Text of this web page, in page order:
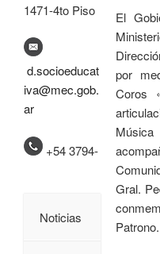
El
por
Coros
Gral.
Patrono.
1471-4to Piso
d.socioeducat
iva@mec.gob.
ar
+54 3794-
Noticias